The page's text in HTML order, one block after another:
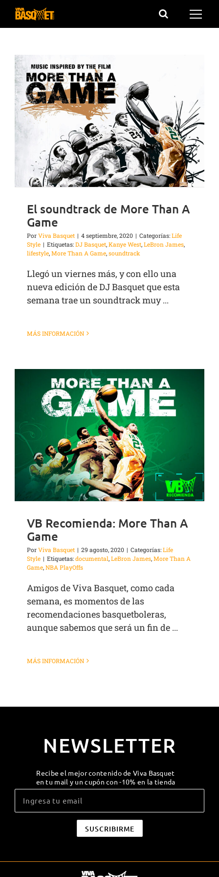
Saltar
El soundtrack de More Than A
Game
PorViva Basquet | 4 septiembre, 2020 | Categorías:Life
Style | Etiquetas:DJ Basquet,Kanye West,LeBron James,
lifestyle,More Than A Game,soundtrack
Llegó un viernes más, y con ello una
nueva edición de DJ Basquet que esta
semana trae un soundtrack muy ...
MÁS INFORMACIÓN
VB Recomienda: More Than A
Game
PorViva Basquet | 29 agosto, 2020 | Categorías:Life
Style | Etiquetas:documental,LeBron James,More Than A
Game,NBA PlayOffs
Amigos de Viva Basquet, como cada
semana, es momentos de las
recomendaciones basquetboleras,
aunque sabemos que será un fin de ...
MÁS INFORMACIÓN
NEWSLETTER
Recibe el mejor contenido de Viva Basquet
en tu mail y un cupón con -10% en la tienda